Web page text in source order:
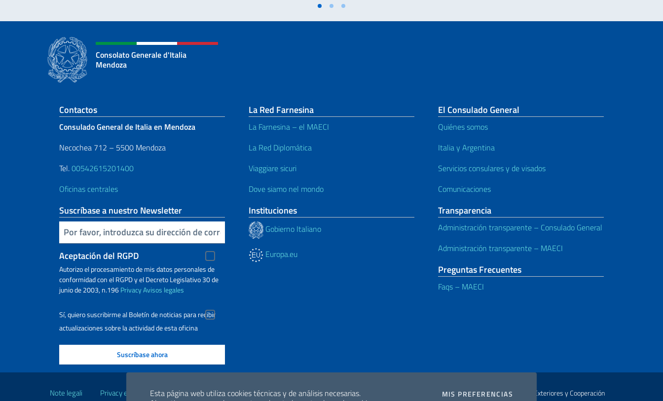
Esta página web utiliza cookies técnicas y de análisis necesarias.
MIS PREFERENCIAS COOKIES
Consolato Generale d'Italia
Mendoza
Sezione footer
Contactos
Consulado General de Italia en Mendoza
Necochea 712 – 5500 Mendoza
Tel.00542615201400
Oficinas centrales
Suscríbase a nuestro Newsletter
Inserta tu correo electronico
Aceptación del RGPD
Autorizo ​​el procesamiento de mis datos personales de
conformidad con el RGPD y el Decreto Legislativo 30 de
junio de 2003, n.196PrivacyAvisos legales
Sí, quiero suscribirme al Boletín de noticias para recibir
actualizaciones sobre la actividad de esta oficina
La Red Farnesina
La Farnesina – el MAECI
La Red Diplomática
Viaggiare sicuri
Dove siamo nel mondo
Instituciones
Gobierno Italiano
Europa.eu
El Consulado General
Quiénes somos
Italia y Argentina
Servicios consulares y de visados
Comunicaciones
Transparencia
Administración transparente – Consulado General
Administración transparente – MAECI
Preguntas Frecuentes
Faqs – MAECI
Enlaces útiles
Note legali Privacy e cookie policy Dichiarazione di accessibilità
2026 Derechos de Autor Ministerio de Relaciones Exteriores y Cooperación